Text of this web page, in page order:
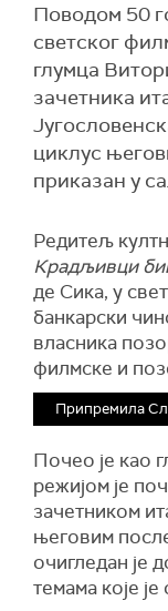
Поводом 50
светског
глумца
зачетника
циклус
приказан у
Редитељ
Крадљивци
де Сика, у
банкарски
власника
филмске и
Припремила
Почео је као
режијом је
зачетником
његовим
очигледан је
темама које